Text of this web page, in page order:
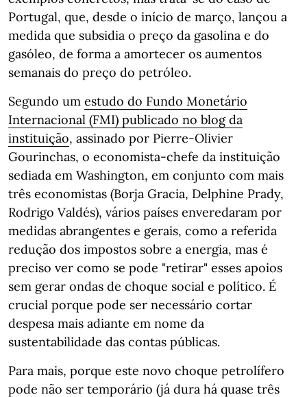
Portugal, que, desde o início de março, lançou a
medida que subsidia o preço da gasolina e do
gasóleo, de forma a amortecer os aumentos
semanais do preço do petróleo.
Segundo um estudo do Fundo Monetário
Internacional (FMI) publicado no blog da
instituição, assinado por Pierre-Olivier
Gourinchas, o economista-chefe da instituição
sediada em Washington, em conjunto com mais
três economistas (Borja Gracia, Delphine Prady,
Rodrigo Valdés), vários países enveredaram por
medidas abrangentes e gerais, como a referida
redução dos impostos sobre a energia, mas é
preciso ver como se pode "retirar" esses apoios
sem gerar ondas de choque social e político. É
crucial porque pode ser necessário cortar
despesa mais adiante em nome da
sustentabilidade das contas públicas.
Para mais, porque este novo choque petrolífero
pode não ser temporário (já dura há quase três